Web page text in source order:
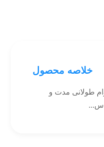
خلاصه محصول
طولانی مدت و